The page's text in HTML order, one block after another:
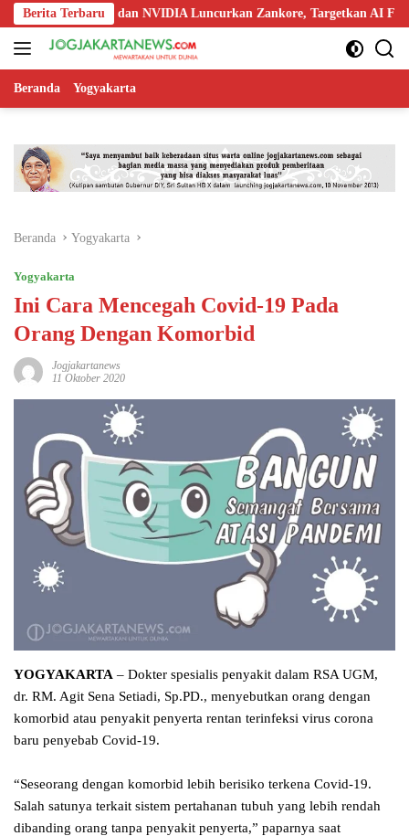
Langsung
ke
konten
Berita Terbaru
Nokia, dan NVIDIA Luncurkan Zankore, Targetkan AI Factory 1
Beranda Yogyakarta
Beranda Yogyakarta
Yogyakarta
Ini Cara Mencegah Covid-19 Pada
Orang Dengan Komorbid
Jogjakartanews
11 Oktober 2020
YOGYAKARTA – Dokter spesialis penyakit dalam RSA UGM,
dr. RM. Agit Sena Setiadi, Sp.PD., menyebutkan orang dengan
komorbid atau penyakit penyerta rentan terinfeksi virus corona
baru penyebab Covid-19.
“Seseorang dengan komorbid lebih berisiko terkena Covid-19.
Salah satunya terkait sistem pertahanan tubuh yang lebih rendah
dibanding orang tanpa penyakit penyerta,” paparnya saat